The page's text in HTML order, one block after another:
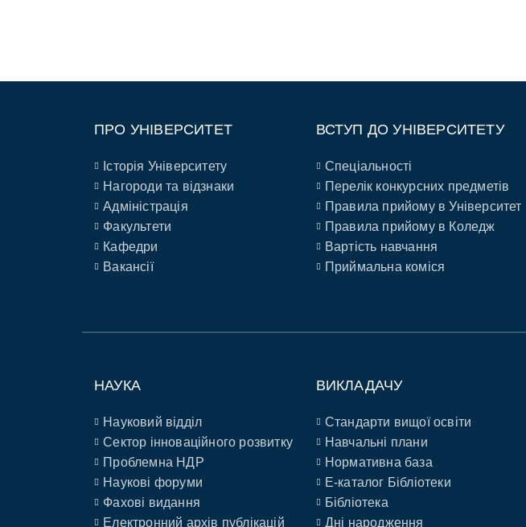
ПРО УНІВЕРСИТЕТ
Історія Університету
Нагороди та відзнаки
Адміністрація
Факультети
Кафедри
Вакансії
ВСТУП ДО УНІВЕРСИТЕТУ
Спеціальності
Перелік конкурсних предметів
Правила прийому в Університет
Правила прийому в Коледж
Вартість навчання
Приймальна коміся
НАУКА
Науковий відділ
Сектор інноваційного розвитку
Проблемна НДР
Наукові форуми
Фахові видання
Електронний архів публікацій
ВИКЛАДАЧУ
Стандарти вищої освіти
Навчальні плани
Нормативна база
E-каталог Бібліотеки
Бібліотека
Дні народження